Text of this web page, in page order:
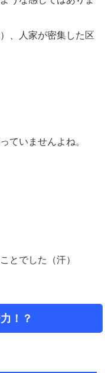
、人家が密集した区
ていませんよね。
とでした（汗）
！？